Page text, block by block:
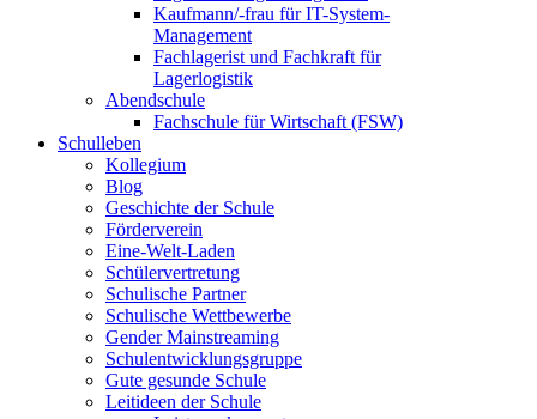
Kaufmann/-frau für IT-System-
Management
Fachlagerist und Fachkraft für
Lagerlogistik
Abendschule
Fachschule für Wirtschaft (FSW)
Schulleben
Kollegium
Blog
Geschichte der Schule
Förderverein
Eine-Welt-Laden
Schülervertretung
Schulische Partner
Schulische Wettbewerbe
Gender Mainstreaming
Schulentwicklungsgruppe
Gute gesunde Schule
Leitideen der Schule